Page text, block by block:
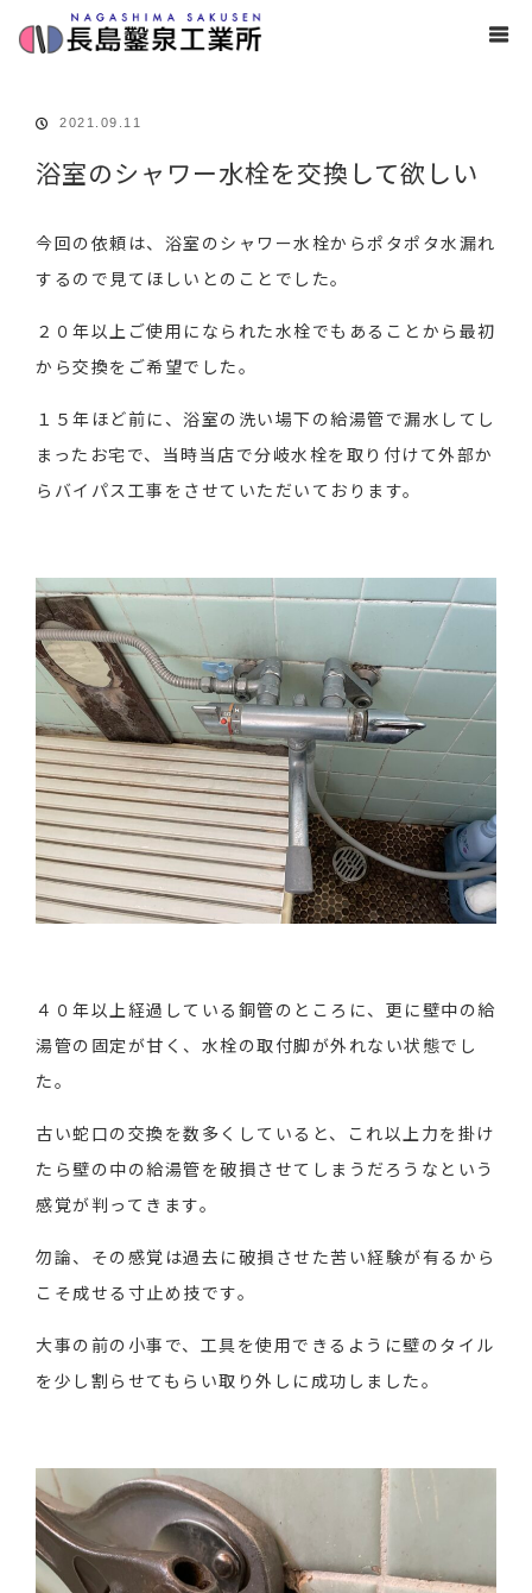
ホーム
ブログ
浴室 浴室のシャワー水栓を交換して欲しい
2021.09.11
浴室のシャワー水栓を交換して欲しい
今回の依頼は、浴室のシャワー水栓からポタポタ水漏れ
するので見てほしいとのことでした。
２０年以上ご使用になられた水栓でもあることから最初
から交換をご希望でした。
１５年ほど前に、浴室の洗い場下の給湯管で漏水してし
まったお宅で、当時当店で分岐水栓を取り付けて外部か
らバイパス工事をさせていただいております。
４０年以上経過している銅管のところに、更に壁中の給
湯管の固定が甘く、水栓の取付脚が外れない状態でし
た。
古い蛇口の交換を数多くしていると、これ以上力を掛け
たら壁の中の給湯管を破損させてしまうだろうなという
感覚が判ってきます。
勿論、その感覚は過去に破損させた苦い経験が有るから
こそ成せる寸止め技です。
大事の前の小事で、工具を使用できるように壁のタイル
を少し割らせてもらい取り外しに成功しました。